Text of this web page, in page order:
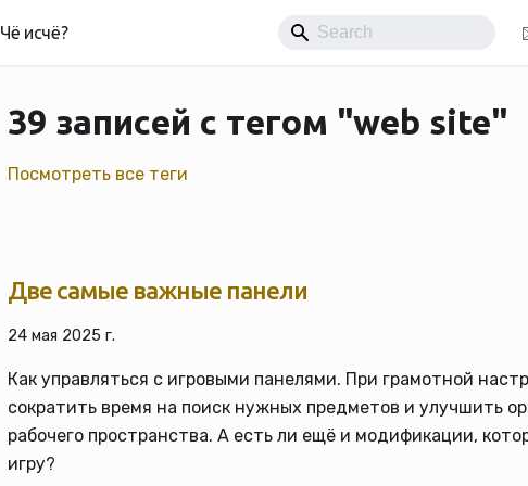
Чё исчё?
39 записей с тегом "web site"
Посмотреть все теги
Две самые важные панели
24 мая 2025 г.
Как управляться с игровыми панелями. При грамотной
сократить время на поиск нужных предметов и улучшить
рабочего пространства. А есть ли ещё и модификации,
игру?